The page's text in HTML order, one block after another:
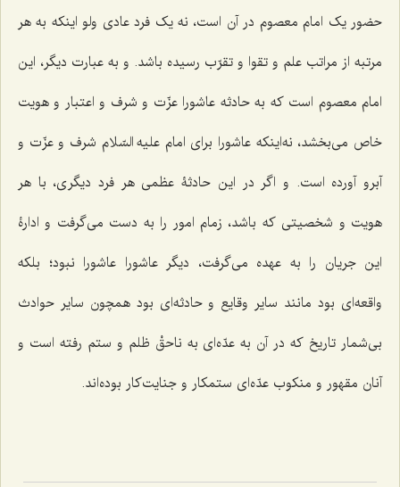
حضور یک امام معصوم در آن است، نه یک فرد عادی ولو اینکه به هر
مرتبه از مراتب علم و تقوا و تقرّب رسیده باشد. و به عبارت دیگر، این
امام معصوم است که به حادثه عاشورا عزّت و شرف و اعتبار و هویت
خاص می‌بخشد، نه‌اینکه عاشورا برای امام علیه السّلام شرف و عزّت و
آبرو آورده است. و اگر در این حادثۀ عظمی هر فرد دیگری، با هر
هویت و شخصیتی که باشد، زمام امور را به دست می‌گرفت و ادارۀ
این جریان را به عهده می‌گرفت، دیگر عاشورا عاشورا نبود؛ بلکه
واقعه‌ای بود مانند سایر وقایع و حادثه‌ای بود همچون سایر حوادث
بی‌شمار تاریخ که در آن به عدّه‌ای به ناحقْ ظلم و ستم رفته است و
آنان مقهور و منکوب عدّه‌ای ستمکار و جنایت‌کار بوده‌اند.